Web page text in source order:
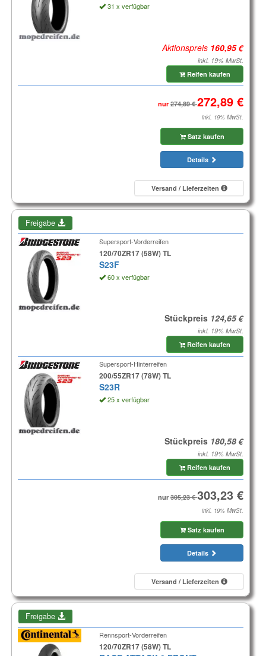
31 x verfügbar
Aktionspreis
inkl. 19% MwSt.
Reifen kaufen
nur
inkl. 19% MwSt.
Satz kaufen
Details
Versand / Lieferzeiten
Freigabe
Supersport-Vorderreifen
120/70ZR17 (58W) TL
S23F
60 x verfügbar
Stückpreis
inkl. 19% MwSt.
Reifen kaufen
Supersport-Hinterreifen
200/55ZR17 (78W) TL
S23R
25 x verfügbar
Stückpreis
inkl. 19% MwSt.
Reifen kaufen
nur
inkl. 19% MwSt.
Satz kaufen
Details
Versand / Lieferzeiten
Freigabe
Rennsport-Vorderreifen
120/70ZR17 (58W) TL